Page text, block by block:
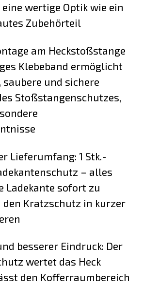
wertige Optik wie ein
Zubehörteil
am Heckstoßstange
Klebeband ermöglicht
saubere und sichere
Stoßstangenschutzes,
Lieferumfang: 1 Stk.-
– alles
Ladekante sofort zu
den Kratzschutz in kurzer
besserer Eindruck: Der
wertet das Heck
den Kofferraumbereich